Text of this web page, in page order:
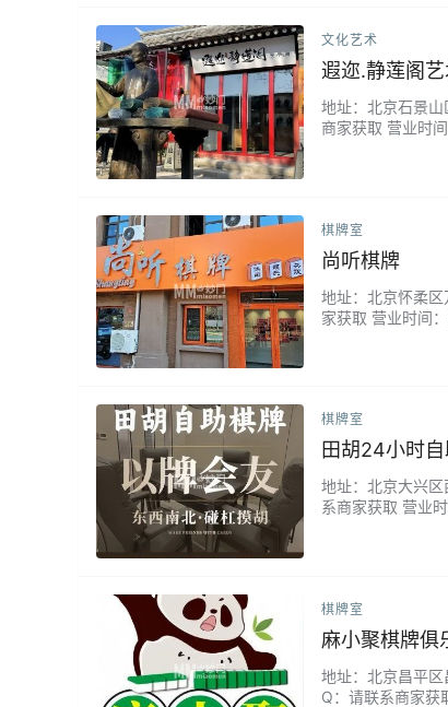
文化艺术
遐迩.静莲阁艺
地址：北京石景
商家获取 营业时
棋牌室
尚听棋牌
地址：北京怀柔
家获取 营业时间
棋牌室
田胡24小时
地址：北京大兴
系商家获取 营业
棋牌室
麻小聚棋牌俱
地址：北京昌平
Q：请联系商家获